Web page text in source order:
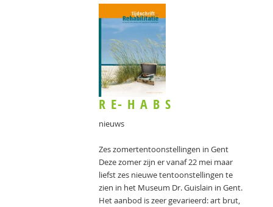
R E- H A B S
nieuws
Zes zomertentoonstellingen in Gent
Deze zomer zijn er vanaf 22 mei maar
liefst zes nieuwe tentoonstellingen te
zien in het Museum Dr. Guislain in Gent.
Het aanbod is zeer gevarieerd: art brut,